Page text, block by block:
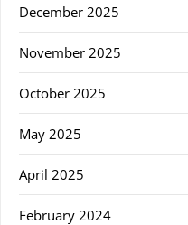
December 2025
November 2025
October 2025
May 2025
April 2025
February 2024